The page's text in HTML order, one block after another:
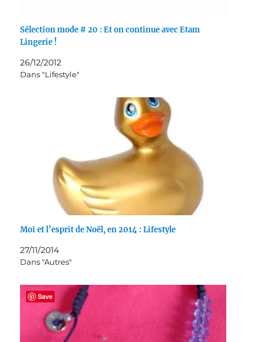
Sélection mode # 20 : Et on continue avec Etam
Lingerie !
26/12/2012
Dans "Lifestyle"
Moi et l’esprit de Noël, en 2014 : Lifestyle
27/11/2014
Dans "Autres"
Save